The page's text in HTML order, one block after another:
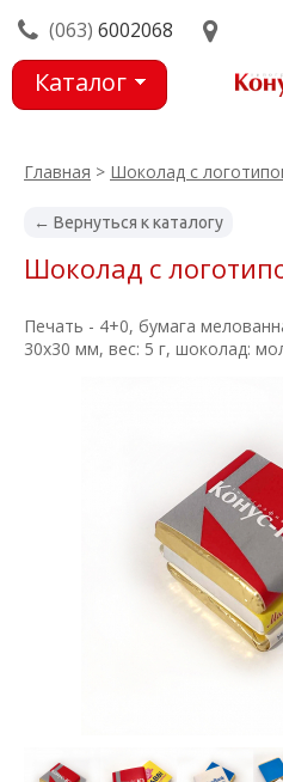
(063) 6002068
Каталог
Главная > Шоколад с
← Вернуться к каталогу
Шоколад с
Печать - 4+0, бумага
30х30 мм, вес: 5 г, шоколад: